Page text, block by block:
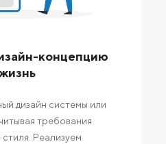
концепцию
дизайн системы или
требования
Реализуем